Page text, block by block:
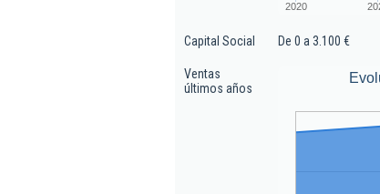
2020
Capital Social De 0 a 3.100 €
Ventas
últimos años